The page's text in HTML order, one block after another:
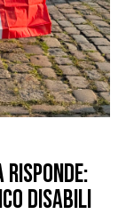
risponde:
Disabili